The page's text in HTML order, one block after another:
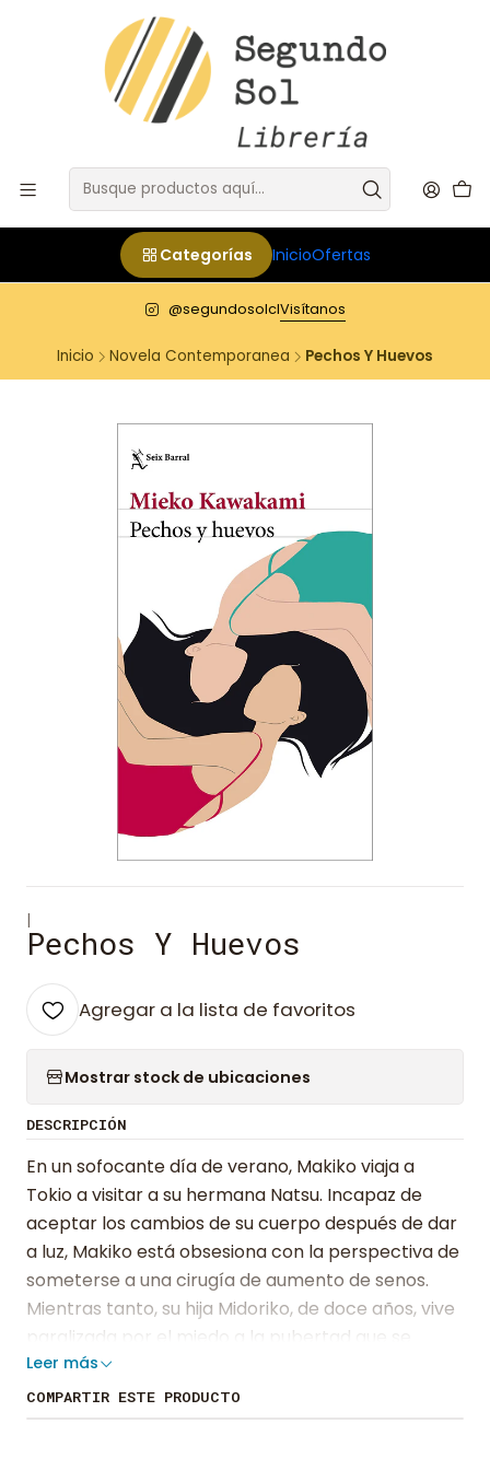
Categorías InicioOfertas
@segundosolclVisítanos
Inicio Novela Contemporanea Pechos Y Huevos
|
Pechos Y Huevos
Agregar a la lista de favoritos
Mostrar stock de ubicaciones
DESCRIPCIÓN
En un sofocante día de verano, Makiko viaja a
Tokio a visitar a su hermana Natsu. Incapaz de
aceptar los cambios de su cuerpo después de dar
a luz, Makiko está obsesiona con la perspectiva de
someterse a una cirugía de aumento de senos.
Mientras tanto, su hija Midoriko, de doce años, vive
paralizada por el miedo a la pubertad que se
aproxima y se siente incapaz de expresarse más
allá de a través de una libreta. Por su parte, Natsu
tiene treinta años, es aspirante a escritora y lucha
Leer más
COMPARTIR ESTE PRODUCTO